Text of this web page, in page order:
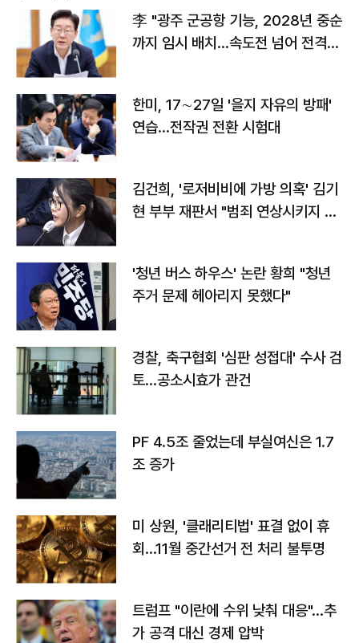
李 "광주 군공항 기능, 2028년 중순
까지 임시 배치…속도전 넘어 전격
한미, 17∼27일 '을지 자유의 방패'
연습…전작권 전환 시험대
김건희, '로저비비에 가방 의혹' 김기
현 부부 재판서 "범죄 연상시키지 말
'청년 버스 하우스' 논란 황희 "청년
주거 문제 헤아리지 못했다"
경찰, 축구협회 '심판 성접대' 수사 검
토…공소시효가 관건
PF 4.5조 줄었는데 부실여신은 1.7
조 증가
미 상원, '클래리티법' 표결 없이 휴
회…11월 중간선거 전 처리 불투명
트럼프 "이란에 수위 낮춰 대응"…추
가 공격 대신 경제 압박